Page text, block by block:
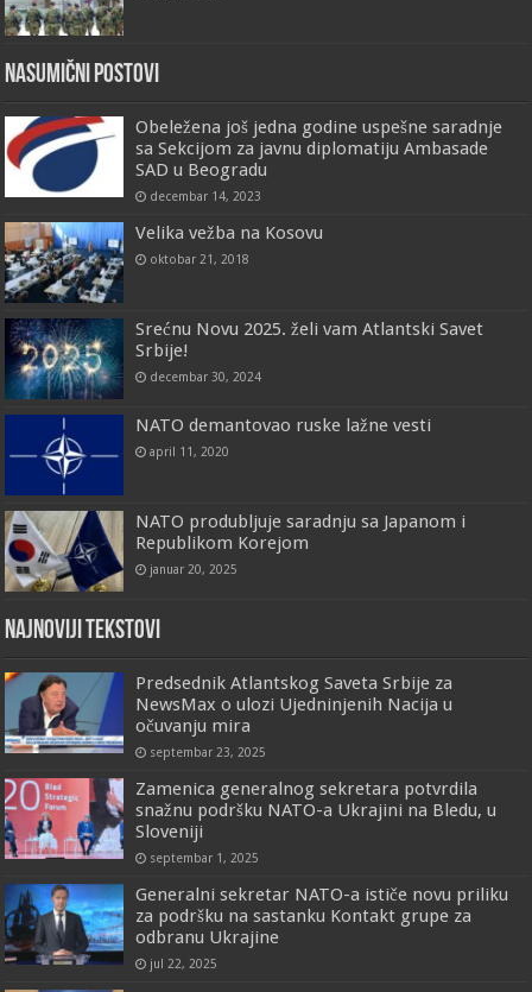
Nasumični postovi
Obeležena još jedna godine uspešne saradnje
sa Sekcijom za javnu diplomatiju Ambasade
SAD u Beogradu
decembar 14, 2023
Velika vežba na Kosovu
oktobar 21, 2018
Srećnu Novu 2025. želi vam Atlantski Savet
Srbije!
decembar 30, 2024
NATO demantovao ruske lažne vesti
april 11, 2020
NATO produbljuje saradnju sa Japanom i
Republikom Korejom
januar 20, 2025
Najnoviji tekstovi
Predsednik Atlantskog Saveta Srbije za
NewsMax o ulozi Ujedninjenih Nacija u
očuvanju mira
septembar 23, 2025
Zamenica generalnog sekretara potvrdila
snažnu podršku NATO-a Ukrajini na Bledu, u
Sloveniji
septembar 1, 2025
Generalni sekretar NATO-a ističe novu priliku
za podršku na sastanku Kontakt grupe za
odbranu Ukrajine
jul 22, 2025